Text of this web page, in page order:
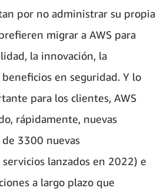
por no administrar su propia
migrar a AWS para
la innovación, la
en seguridad. Y lo
para los clientes, AWS
rápidamente, nuevas
de 3300 nuevas
lanzados en 2022) e
a largo plazo que